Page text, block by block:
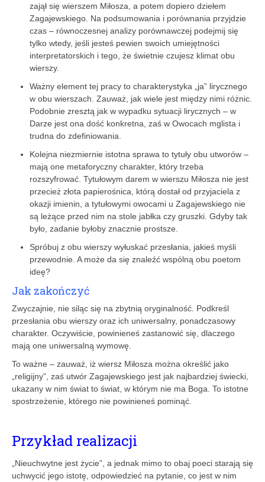
zajął się wierszem Miłosza, a potem dopiero dziełem
Zagajewskiego. Na podsumowania i porównania przyjdzie
czas – równoczesnej analizy porównawczej podejmij się
tylko wtedy, jeśli jesteś pewien swoich ­umiejętnoś­ci
interpretatorskich i tego, że świetnie czujesz klimat obu
wierszy.
Ważny element tej pracy to charakterystyka „ja” lirycznego
w obu wierszach. Zauważ, jak wiele jest między nimi różnic.
Podobnie zresztą jak w wypadku sytuacji lirycznych – w
Darze jest ona dość konkretna, zaś w Owocach mglista i
trudna do zdefiniowania.
Kolejna niezmiernie istotna sprawa to tytuły obu utworów –
mają one metaforyczny charakter, który trzeba
rozszyfrować. Tytułowym darem w wierszu Miłosza nie jest
przecież złota papierośnica, którą dostał od przyjaciela z
okazji imienin, a tytułowymi owocami u Zagajewskiego nie
są leżące przed nim na stole jabłka czy gruszki. Gdyby tak
było, zadanie byłoby znacznie prostsze.
Spróbuj z obu wierszy wyłuskać przesłania, jakieś myśli
przewodnie. A może da się znaleźć wspólną obu poetom
ideę?
Jak zakończyć
Zwyczajnie, nie siląc się na zbytnią oryginalność. Podkreśl
przesłania obu wierszy oraz ich uniwersalny, ponadczasowy
charakter. Oczywiście, powinieneś zastanowić się, dlaczego
mają one uniwersalną wymowę.
To ważne – zauważ, iż wiersz Miłosza można określić jako
„religijny”, zaś utwór Zagajewskiego jest jak najbardziej świecki,
ukazany w nim świat to świat, w którym nie ma Boga. To istotne
spostrzeżenie, którego nie powinieneś pominąć.
Przykład realizacji
„Nieuchwytne jest życie”, a jednak mimo to obaj poeci starają się
uchwycić jego istotę, odpowiedzieć na pytanie, co jest w nim